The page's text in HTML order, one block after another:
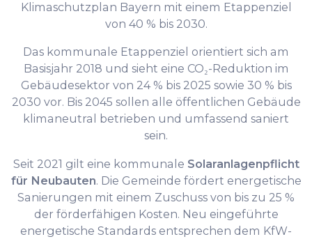
Klimaschutzplan Bayern mit einem Etappenziel
von 40 % bis 2030.
Das kommunale Etappenziel orientiert sich am
Basisjahr 2018 und sieht eine CO₂-Reduktion im
Gebäudesektor von 24 % bis 2025 sowie 30 % bis
2030 vor. Bis 2045 sollen alle öffentlichen Gebäude
klimaneutral betrieben und umfassend saniert
sein.
Seit 2021 gilt eine kommunale Solaranlagenpflicht
für Neubauten. Die Gemeinde fördert energetische
Sanierungen mit einem Zuschuss von bis zu 25 %
der förderfähigen Kosten. Neu eingeführte
energetische Standards entsprechen dem KfW-